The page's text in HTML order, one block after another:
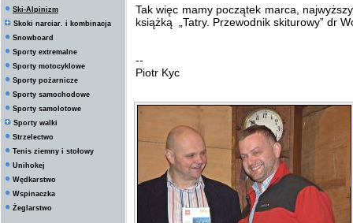
Ski-Alpinizm
Skoki narciar. i kombinacja
Snowboard
Sporty extremalne
Sporty motocyklowe
Sporty pożarnicze
Sporty samochodowe
Sporty samolotowe
Sporty walki
Strzelectwo
Tenis ziemny i stołowy
Unihokej
Wędkarstwo
Wspinaczka
Żeglarstwo
Tak więc mamy początek marca,
książką „Tatry. Przewodnik skiturowy” dr
--
Piotr Kyc